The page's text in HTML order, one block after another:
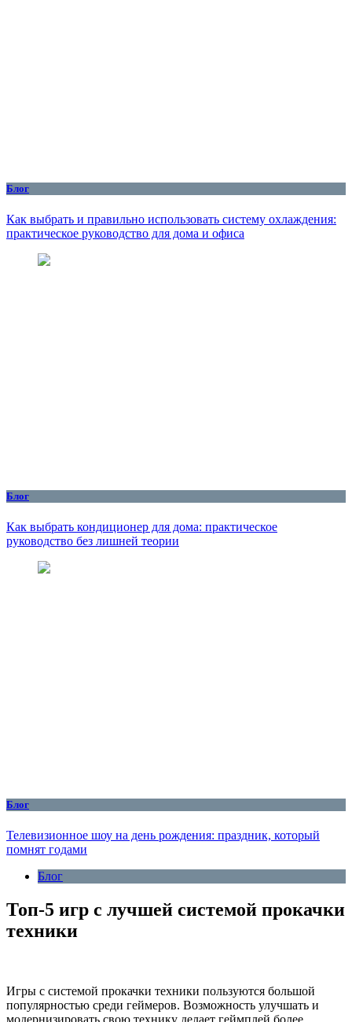
Блог
Как выбрать и правильно использовать систему охлаждения:
практическое руководство для дома и офиса
Блог
Как выбрать кондиционер для дома: практическое
руководство без лишней теории
Блог
Телевизионное шоу на день рождения: праздник, который
помнят годами
Блог
Топ-5 игр с лучшей системой прокачки
техники
Игры с системой прокачки техники пользуются большой
популярностью среди геймеров. Возможность улучшать и
модернизировать свою технику делает геймплей более